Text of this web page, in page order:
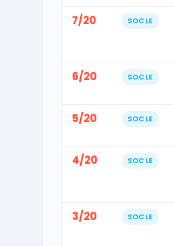
7/20 SOCLE
6/20 SOCLE
5/20 SOCLE
4/20 SOCLE
3/20 SOCLE